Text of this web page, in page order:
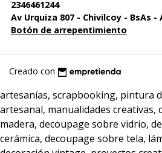
2346461244
Av Urquiza 807 - Chivilcoy - BsAs
Botón de arrepentimiento
Creado con
artesanías, scrapbooking, pintura
artesanal, manualidades creativas,
madera, decoupage sobre vidrio,
cerámica, decoupage sobre tela,